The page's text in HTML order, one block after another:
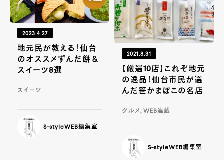
2023.4.27
地元民が教える！仙台
のオススメずんだ餅＆
スイーツ8選
スイーツ
S-styleWEB編集室
2021.8.31
【厳選10店】これぞ地元
の逸品！仙台市民が選
んだ笹かまぼこの名店
グルメ, WEB連載
S-styleWEB編集室